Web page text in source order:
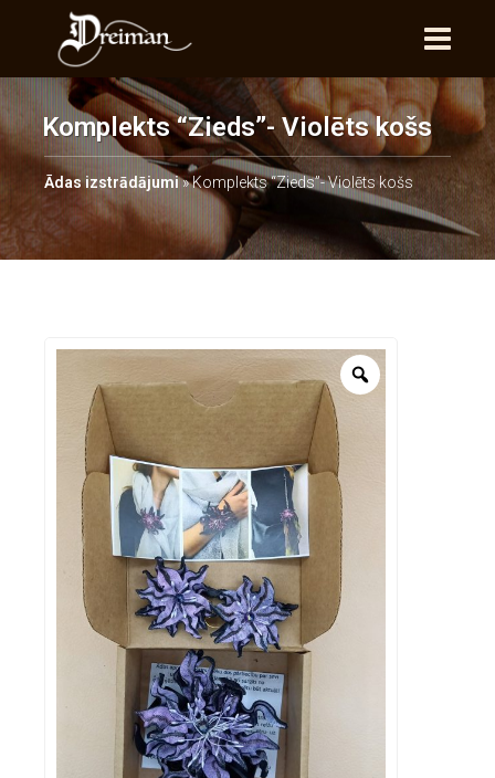
Komplekts “Zieds”- Violēts košs
Ādas izstrādājumi»Komplekts “Zieds”- Violēts košs